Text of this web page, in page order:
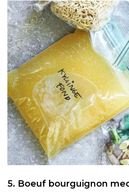
5. Boeuf bourguignon